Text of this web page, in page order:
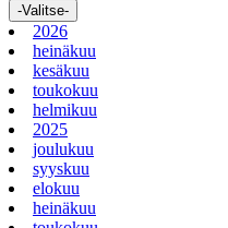
-Valitse-
2026
heinäkuu
kesäkuu
toukokuu
helmikuu
2025
joulukuu
syyskuu
elokuu
heinäkuu